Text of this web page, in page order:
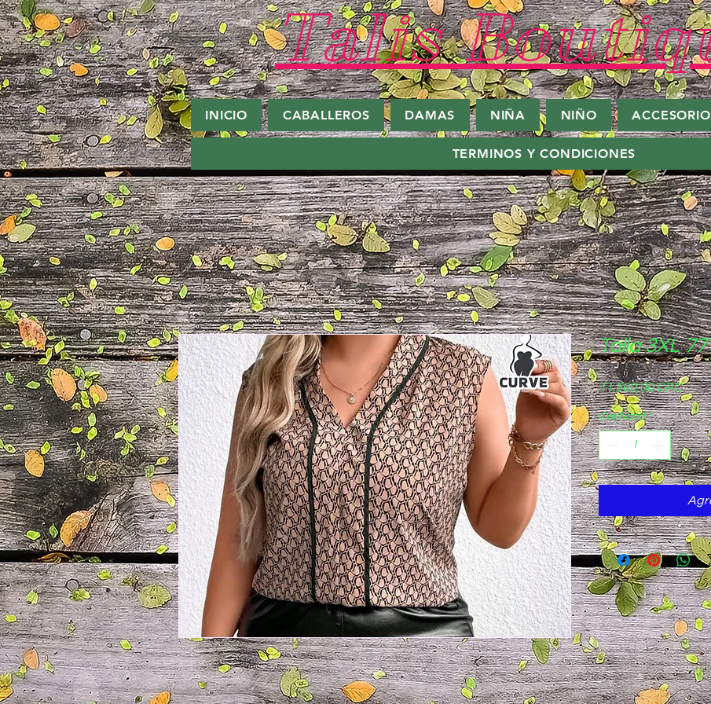
Talis
INICIO CABALLEROS DAMAS NIÑA NIÑO
TERMINOS Y CONDICIONES
Talla 3XL
11.500,00 CRC
Cantidad *